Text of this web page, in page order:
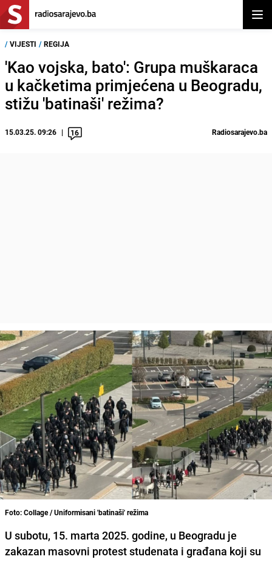
/ VIJESTI / REGIJA
'Kao vojska, bato': Grupa muškaraca
u kačketima primjećena u Beogradu,
stižu 'batinaši' režima?
15.03.25. 09:26 16 Radiosarajevo.ba
Foto: Collage / Uniformisani 'batinaši' režima
U subotu, 15. marta 2025. godine, u Beogradu je
zakazan masovni protest studenata i građana koji su